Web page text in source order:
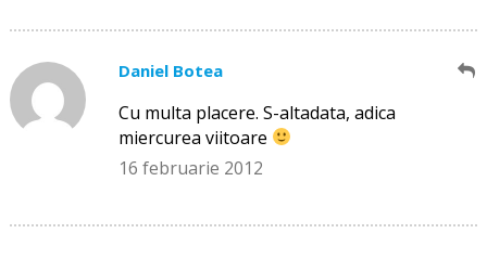
Daniel Botea
Cu multa placere. S-altadata, adica
miercurea viitoare
16 februarie 2012